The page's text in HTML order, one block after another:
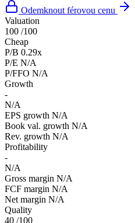
Odemknout férovou cenu
Valuation
100 /100
Cheap
P/B 0.29x
P/E N/A
P/FFO N/A
Growth
-
N/A
EPS growth N/A
Book val. growth N/A
Rev. growth N/A
Profitability
-
N/A
Gross margin N/A
FCF margin N/A
Net margin N/A
Quality
40 /100